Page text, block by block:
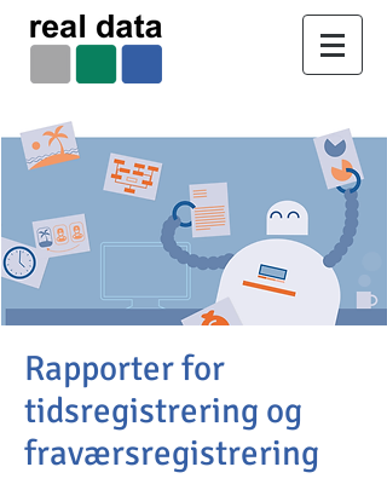
Rapporter for
tidsregistrering og
fraværsregistrering